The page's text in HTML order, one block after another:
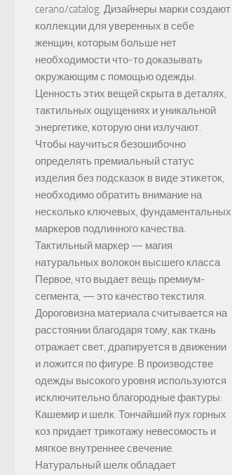
cerano/catalog. Дизайнеры марки создают
коллекции для уверенных в себе
женщин, которым больше нет
необходимости что-то доказывать
окружающим с помощью одежды.
Ценность этих вещей скрыта в деталях,
тактильных ощущениях и уникальной
энергетике, которую они излучают.
Чтобы научиться безошибочно
определять премиальный статус
изделия без подсказок в виде этикеток,
необходимо обратить внимание на
несколько ключевых, фундаментальных
маркеров подлинного качества.
Тактильный маркер — магия
натуральных волокон высшего класса
Первое, что выдает вещь премиум-
сегмента, — это качество текстиля.
Дороговизна материала считывается на
расстоянии благодаря тому, как ткань
отражает свет, драпируется в движении
и ложится по фигуре. В производстве
одежды высокого уровня используются
исключительно благородные фактуры:
Кашемир и шелк. Тончайший пух горных
коз придает трикотажу невесомость и
мягкое внутреннее свечение.
Натуральный шелк обладает